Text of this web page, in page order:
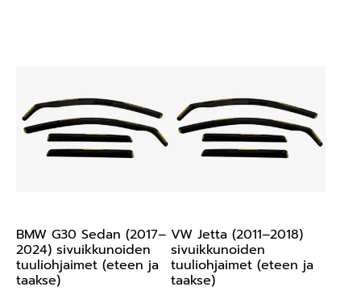
BMW G30 Sedan (2017–
2024) sivuikkunoiden
tuuliohjaimet (eteen ja
taakse)
VW Jetta (2011–2018)
sivuikkunoiden
tuuliohjaimet (eteen ja
taakse)